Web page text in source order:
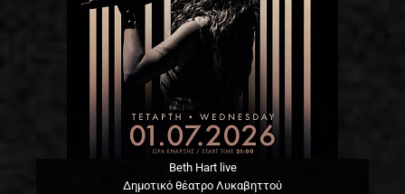
Beth Hart live
Δημοτικό θέατρο Λυκαβηττού